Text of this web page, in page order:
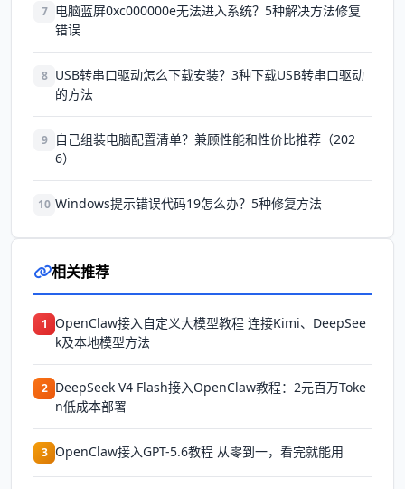
7 电脑蓝屏0xc000000e无法进入系统？5种解决方法修复
错误
8 USB转串口驱动怎么下载安装？3种下载USB转串口驱动
的方法
9
自己组装电脑配置清单？兼顾性能和性价比推荐（202
6）
10 Windows提示错误代码19怎么办？5种修复方法
相关推荐
1
OpenClaw接入自定义大模型教程 连接Kimi、DeepSee
k及本地模型方法
2 DeepSeek V4 Flash接入OpenClaw教程：2元百万Toke
n低成本部署
3 OpenClaw接入GPT-5.6教程 从零到一，看完就能用